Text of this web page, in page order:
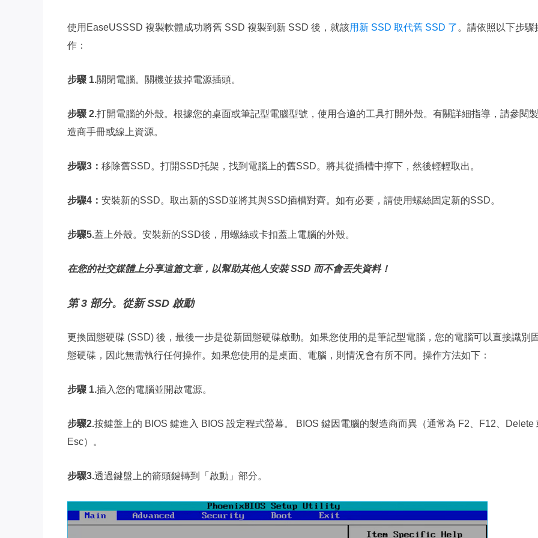
使用EaseUSSSD 複製軟體成功將舊 SSD 複製到新 SSD 後，就該用新 SSD 取代舊 SSD 了 。請依照以下步驟
作：
步驟 1.關閉電腦。關機並拔掉電源插頭。
步驟 2.打開電腦的外殼。根據您的桌面或筆記型電腦型號，使用合適的工具打開外殼。有關詳細指導，請參閱製
造商手冊或線上資源。
步驟3： 移除舊SSD。打開SSD托架，找到電腦上的舊SSD。將其從插槽中擰下，然後輕輕取出。
步驟4： 安裝新的SSD。取出新的SSD並將其與SSD插槽對齊。如有必要，請使用螺絲固定新的SSD。
步驟5.蓋上外殼。安裝新的SSD後，用螺絲或卡扣蓋上電腦的外殼。
在您的社交媒體上分享這篇文章，以幫助其他人安裝 SSD 而不會丟失資料！
第 3 部分。從新 SSD 啟動
更換固態硬碟 (SSD) 後，最後一步是從新固態硬碟啟動。如果您使用的是筆記型電腦，您的電腦可以直接識別
態硬碟，因此無需執行任何操作。如果您使用的是桌面、電腦，則情況會有所不同。操作方法如下：
步驟 1.插入您的電腦並開啟電源。
步驟2.按鍵盤上的 BIOS 鍵進入 BIOS 設定程式螢幕。 BIOS 鍵因電腦的製造商而異（通常為 F2、F12、Delete
Esc）。
步驟3.透過鍵盤上的箭頭鍵轉到「啟動」部分。